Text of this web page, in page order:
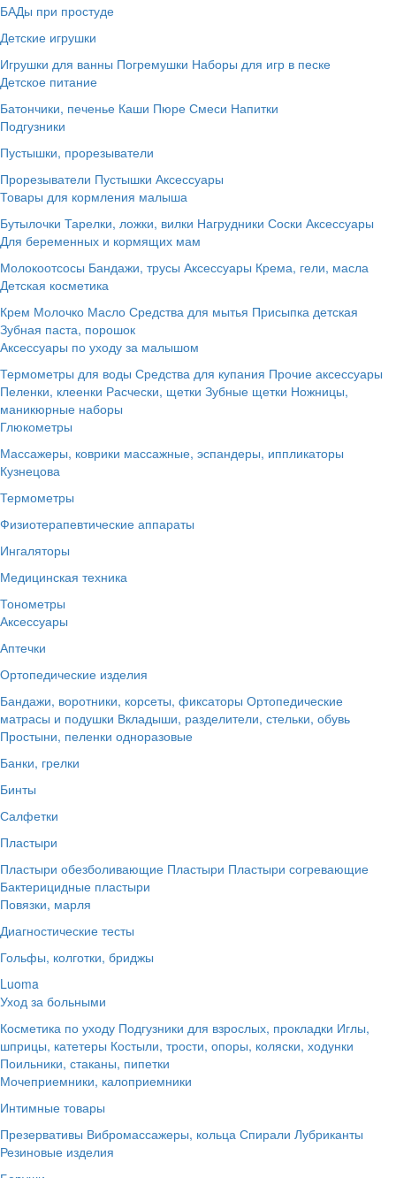
БАДы при простуде
Детские игрушки
Игрушки для ванны Погремушки Наборы для игр в песке
Детское питание
Батончики, печенье Каши Пюре Смеси Напитки
Подгузники
Пустышки, прорезыватели
Прорезыватели Пустышки Аксессуары
Товары для кормления малыша
Бутылочки Тарелки, ложки, вилки Нагрудники Соски Аксессуары
Для беременных и кормящих мам
Молокоотсосы Бандажи, трусы Аксессуары Крема, гели, масла
Детская косметика
Крем Молочко Масло Средства для мытья Присыпка детская
Зубная паста, порошок
Аксессуары по уходу за малышом
Термометры для воды Средства для купания Прочие аксессуары
Пеленки, клеенки Расчески, щетки Зубные щетки Ножницы,
маникюрные наборы
Глюкометры
Массажеры, коврики массажные, эспандеры, иппликаторы
Кузнецова
Термометры
Физиотерапевтические аппараты
Ингаляторы
Медицинская техника
Тонометры
Аксессуары
Аптечки
Ортопедические изделия
Бандажи, воротники, корсеты, фиксаторы Ортопедические
матрасы и подушки Вкладыши, разделители, стельки, обувь
Простыни, пеленки одноразовые
Банки, грелки
Бинты
Салфетки
Пластыри
Пластыри обезболивающие Пластыри Пластыри согревающие
Бактерицидные пластыри
Повязки, марля
Диагностические тесты
Гольфы, колготки, бриджы
Luoma
Уход за больными
Косметика по уходу Подгузники для взрослых, прокладки Иглы,
шприцы, катетеры Костыли, трости, опоры, коляски, ходунки
Поильники, стаканы, пипетки
Мочеприемники, калоприемники
Интимные товары
Презервативы Вибромассажеры, кольца Спирали Лубриканты
Резиновые изделия